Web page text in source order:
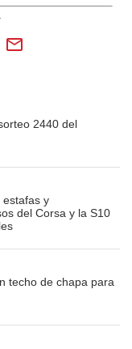
2440 del
estafas y
del Corsa y la S10
techo de chapa para